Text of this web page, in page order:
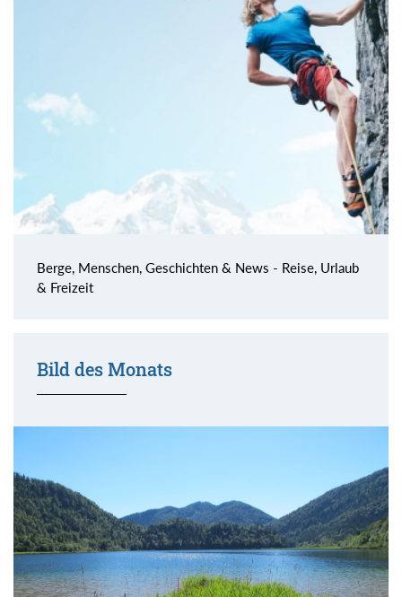
Berge, Menschen, Geschichten & News - Reise, Urlaub
& Freizeit
Bild des Monats